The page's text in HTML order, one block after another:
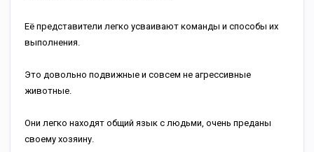
Её представители легко усваивают команды и способы их
выполнения.
Это довольно подвижные и совсем не агрессивные
животные.
Они легко находят общий язык с людьми, очень преданы
своему хозяину.